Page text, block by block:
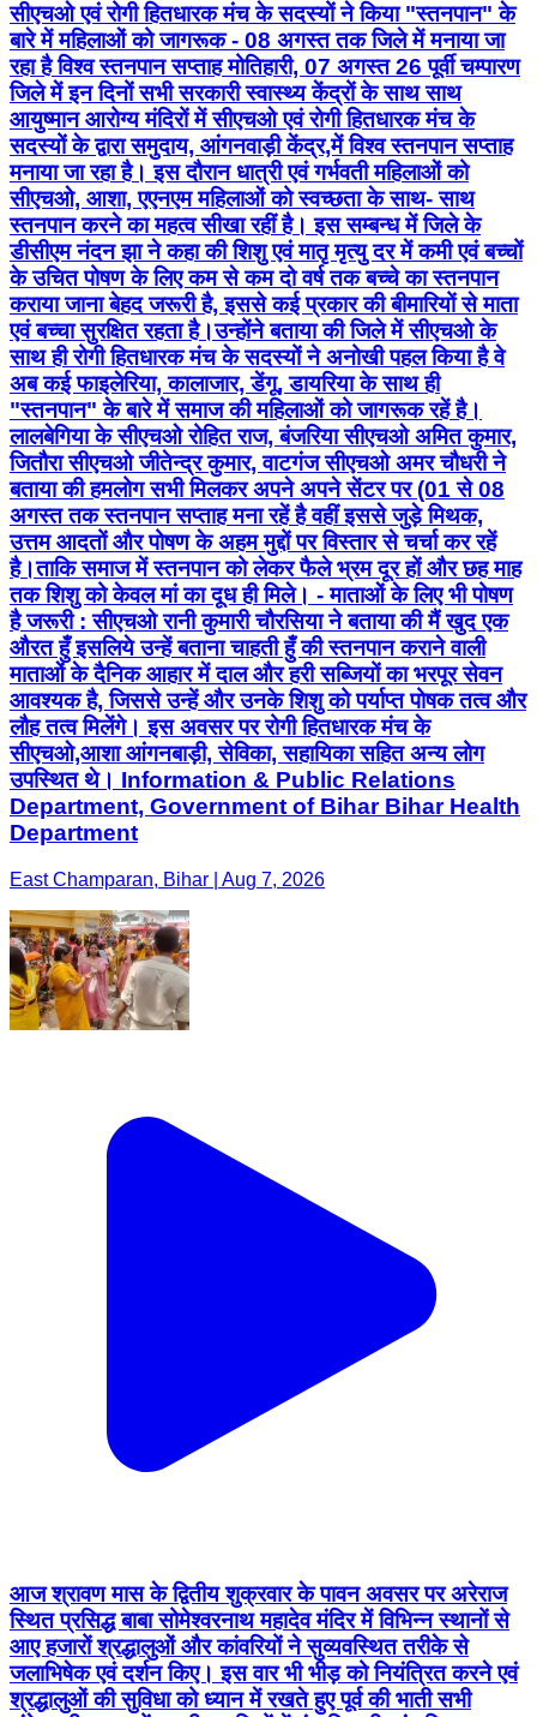
सीएचओ एवं रोगी हितधारक मंच के सदस्यों ने किया "स्तनपान" के
बारे में महिलाओं को जागरूक - 08 अगस्त तक जिले में मनाया जा
रहा है विश्व स्तनपान सप्ताह मोतिहारी, 07 अगस्त 26 पूर्वी चम्पारण
जिले में इन दिनों सभी सरकारी स्वास्थ्य केंद्रों के साथ साथ
आयुष्मान आरोग्य मंदिरों में सीएचओ एवं रोगी हितधारक मंच के
सदस्यों के द्वारा समुदाय, आंगनवाड़ी केंद्र,में विश्व स्तनपान सप्ताह
मनाया जा रहा है। इस दौरान धात्री एवं गर्भवती महिलाओं को
सीएचओ, आशा, एएनएम महिलाओं को स्वच्छता के साथ- साथ
स्तनपान करने का महत्व सीखा रहीं है। इस सम्बन्ध में जिले के
डीसीएम नंदन झा ने कहा की शिशु एवं मातृ मृत्यु दर में कमी एवं बच्चों
के उचित पोषण के लिए कम से कम दो वर्ष तक बच्चे का स्तनपान
कराया जाना बेहद जरूरी है, इससे कई प्रकार की बीमारियों से माता
एवं बच्चा सुरक्षित रहता है।उन्होंने बताया की जिले में सीएचओ के
साथ ही रोगी हितधारक मंच के सदस्यों ने अनोखी पहल किया है वे
अब कई फाइलेरिया, कालाजार, डेंगू, डायरिया के साथ ही
"स्तनपान" के बारे में समाज की महिलाओं को जागरूक रहें है।
लालबेगिया के सीएचओ रोहित राज, बंजरिया सीएचओ अमित कुमार,
जितौरा सीएचओ जीतेन्द्र कुमार, वाटगंज सीएचओ अमर चौधरी ने
बताया की हमलोग सभी मिलकर अपने अपने सेंटर पर (01 से 08
अगस्त तक स्तनपान सप्ताह मना रहें है वहीं इससे जुड़े मिथक,
उत्तम आदतों और पोषण के अहम मुद्दों पर विस्तार से चर्चा कर रहें
है।ताकि समाज में स्तनपान को लेकर फैले भ्रम दूर हों और छह माह
तक शिशु को केवल मां का दूध ही मिले। - माताओं के लिए भी पोषण
है जरूरी : सीएचओ रानी कुमारी चौरसिया ने बताया की मैं खुद एक
औरत हुँ इसलिये उन्हें बताना चाहती हुँ की स्तनपान कराने वाली
माताओं के दैनिक आहार में दाल और हरी सब्जियों का भरपूर सेवन
आवश्यक है, जिससे उन्हें और उनके शिशु को पर्याप्त पोषक तत्व और
लौह तत्व मिलेंगे। इस अवसर पर रोगी हितधारक मंच के
सीएचओ,आशा आंगनबाड़ी, सेविका, सहायिका सहित अन्य लोग
उपस्थित थे। Information & Public Relations
Department, Government of Bihar Bihar Health
Department
East Champaran, Bihar | Aug 7, 2026
आज श्रावण मास के द्वितीय शुक्रवार के पावन अवसर पर अरेराज
स्थित प्रसिद्ध बाबा सोमेश्वरनाथ महादेव मंदिर में विभिन्न स्थानों से
आए हजारों श्रद्धालुओं और कांवरियों ने सुव्यवस्थित तरीके से
जलाभिषेक एवं दर्शन किए। इस वार भी भीड़ को नियंत्रित करने एवं
श्रद्धालुओं की सुविधा को ध्यान में रखते हुए पूर्व की भाती सभी